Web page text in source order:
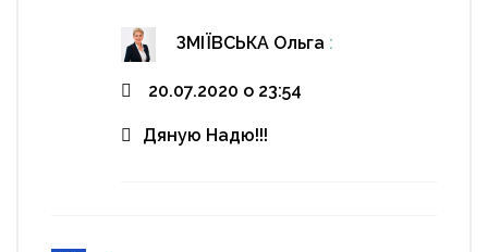
ЗМІЇВСЬКА Ольга :
20.07.2020 о 23:54
Дяную Надю!!!